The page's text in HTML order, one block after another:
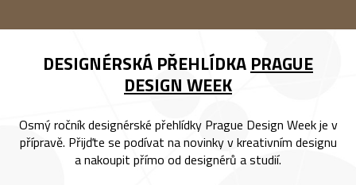
DESIGNÉRSKÁ PŘEHLÍDKA PRAGUE
DESIGN WEEK
Osmý ročník designérské přehlídky Prague Design Week je v
přípravě. Přijďte se podívat na novinky v kreativním designu
a nakoupit přímo od designérů a studií.